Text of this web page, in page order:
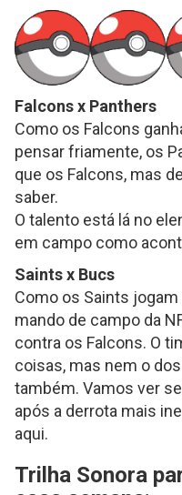
Falcons x Panthers
Como os Falcons
pensar friamente, os
que os Falcons, mas
saber.
O talento está lá no
em campo como
Saints x Bucs
Como os Saints
mando de campo da
contra os Falcons. O
coisas, mas nem o
também. Vamos ver
após a derrota mais
aqui.
Trilha Sonora